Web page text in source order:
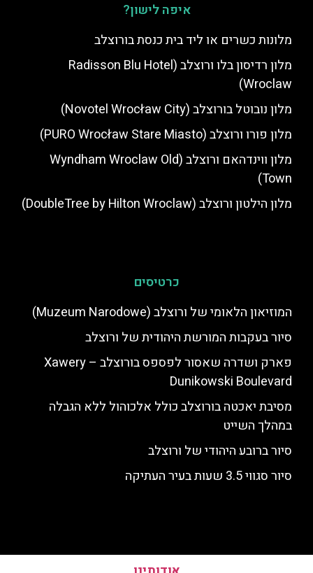
איפה לישון?
מלונות כשרים או ליד בית כנסת בורוצלב
מלון רדיסון בלו ורוצלב (Radisson Blu Hotel
Wroclaw)
מלון נובוטל בורוצלב (Novotel Wrocław City)
מלון פורו ורוצלב (PURO Wrocław Stare Miasto)
מלון ווינדהאם ורוצלב (Wyndham Wroclaw Old
Town)
מלון הילטון ורוצלב (DoubleTree by Hilton Wroclaw)
כרטיסים
המוזיאון הלאומי של ורוצלב (Muzeum Narodowe)
סיור בעקבות המורשת היהודית של ורוצלב
פארק ושדרה שאסור לפספס בורוצלב – Xawery
Dunikowski Boulevard
מסיבת יאכטה בורוצלב כולל אלכוהול ללא הגבלה
במהלך השייט
סיור ברובע היהודי של ורוצלב
סיור סגווי 3.5 שעות בעיר העתיקה